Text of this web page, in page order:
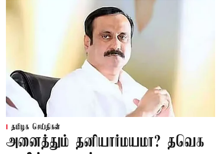
தமிழக செய்திகள்
அனைத்தும் தனியார்மயமா? தவெக